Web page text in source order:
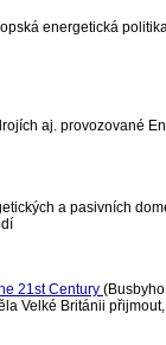
energetická
aj. provozované
a pasivních
21st Century
Velké Británii